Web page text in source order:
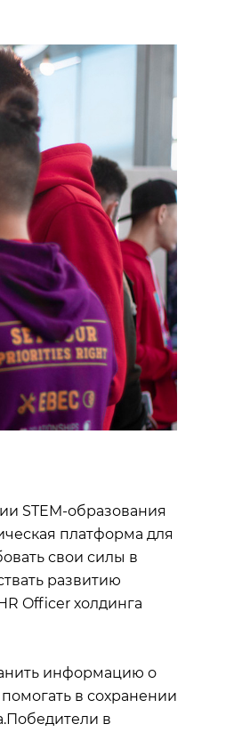
STEM-образования
платформа для
свои силы в
развитию
Officer холдинга
информацию о
в сохранении
в